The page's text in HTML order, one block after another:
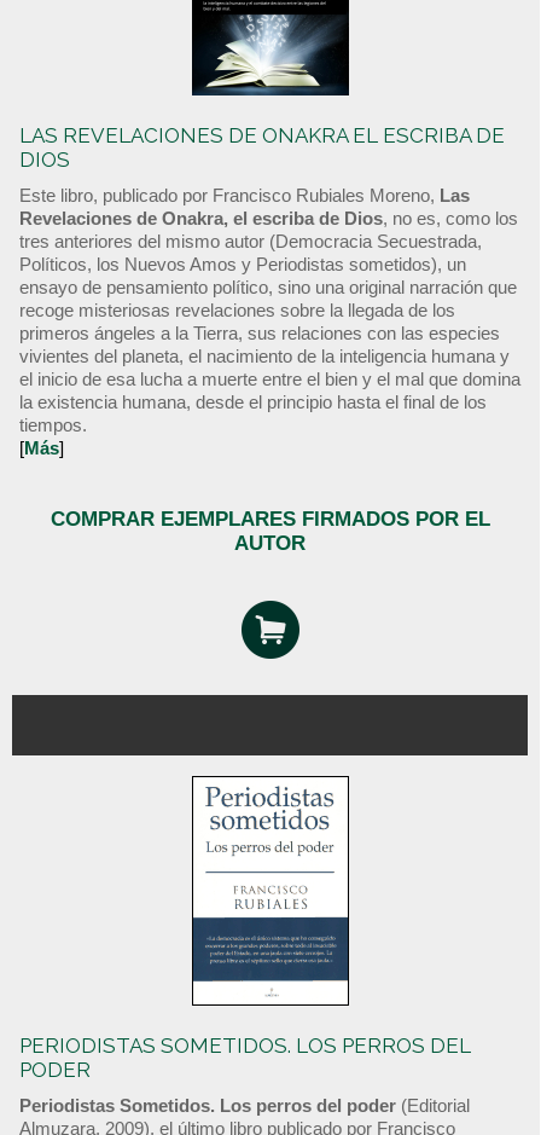
LAS REVELACIONES DE ONAKRA EL ESCRIBA DE
DIOS
Este libro, publicado por Francisco Rubiales Moreno, Las
Revelaciones de Onakra, el escriba de Dios, no es, como los
tres anteriores del mismo autor (Democracia Secuestrada,
Políticos, los Nuevos Amos y Periodistas sometidos), un
ensayo de pensamiento político, sino una original narración que
recoge misteriosas revelaciones sobre la llegada de los
primeros ángeles a la Tierra, sus relaciones con las especies
vivientes del planeta, el nacimiento de la inteligencia humana y
el inicio de esa lucha a muerte entre el bien y el mal que domina
la existencia humana, desde el principio hasta el final de los
tiempos.
[Más]
COMPRAR EJEMPLARES FIRMADOS POR EL
AUTOR
PERIODISTAS SOMETIDOS. LOS PERROS DEL
PODER
Periodistas Sometidos. Los perros del poder (Editorial
Almuzara, 2009), el último libro publicado por Francisco